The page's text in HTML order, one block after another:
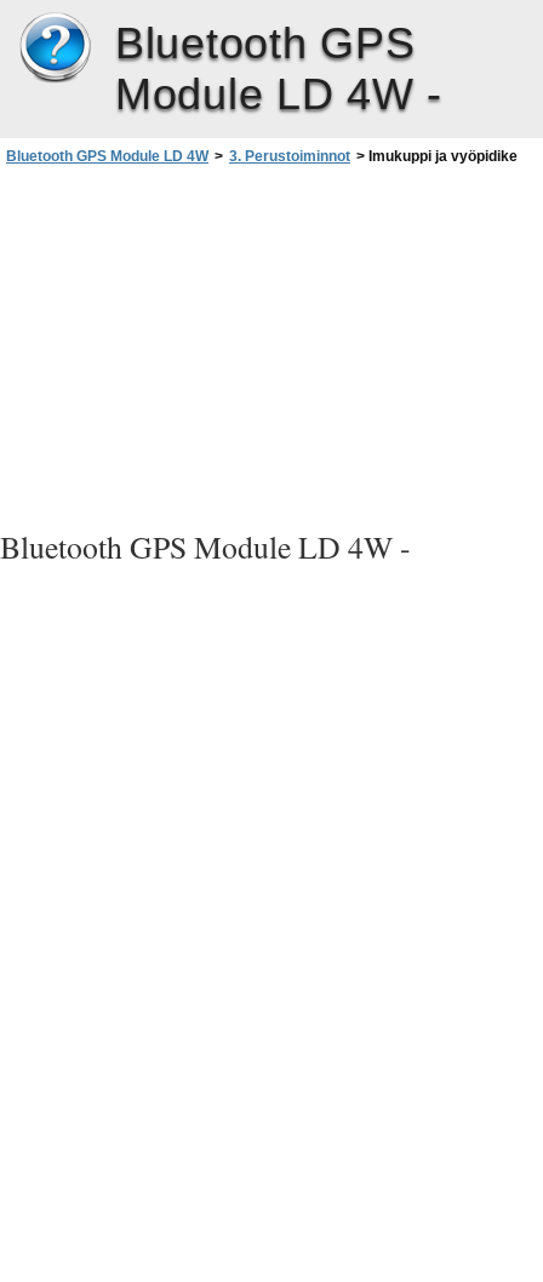
Bluetooth GPS
Module LD 4W -
Bluetooth GPS Module LD 4W > 3. Perustoiminnot > Imukuppi ja vyöpidike
Bluetooth GPS Module LD 4W -